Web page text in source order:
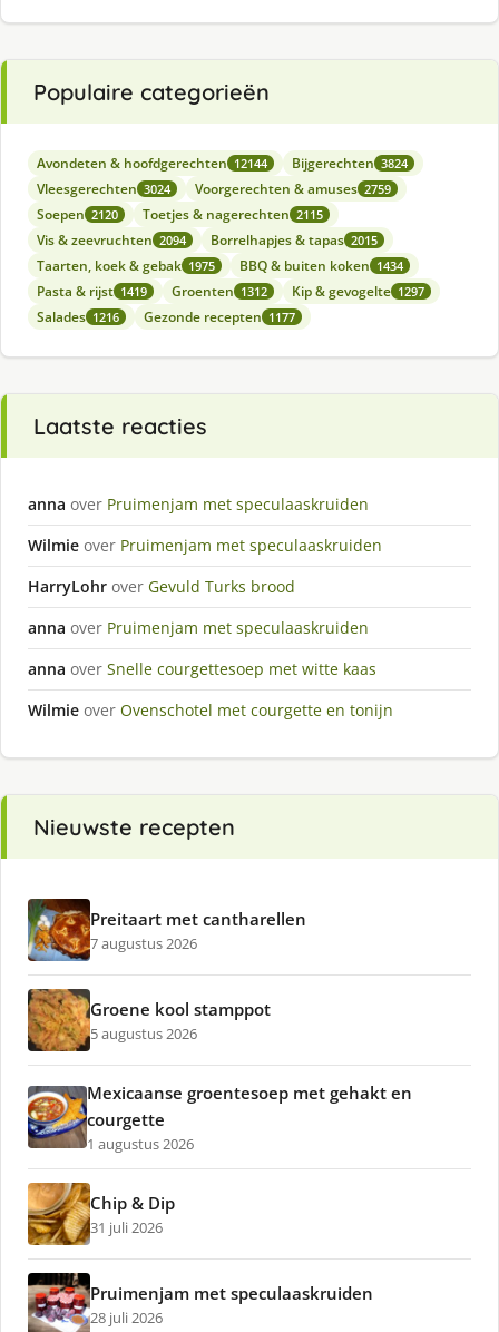
Populaire categorieën
Avondeten & hoofdgerechten 12144 Bijgerechten 3824
Vleesgerechten 3024 Voorgerechten & amuses 2759
Soepen 2120 Toetjes & nagerechten 2115
Vis & zeevruchten 2094 Borrelhapjes & tapas 2015
Taarten, koek & gebak 1975 BBQ & buiten koken 1434
Pasta & rijst 1419 Groenten 1312 Kip & gevogelte 1297
Salades 1216 Gezonde recepten 1177
Laatste reacties
anna over Pruimenjam met speculaaskruiden
Wilmie over Pruimenjam met speculaaskruiden
HarryLohr over Gevuld Turks brood
anna over Pruimenjam met speculaaskruiden
anna over Snelle courgettesoep met witte kaas
Wilmie over Ovenschotel met courgette en tonijn
Nieuwste recepten
Preitaart met cantharellen
7 augustus 2026
Groene kool stamppot
5 augustus 2026
Mexicaanse groentesoep met gehakt en
courgette
1 augustus 2026
Chip & Dip
31 juli 2026
Pruimenjam met speculaaskruiden
28 juli 2026